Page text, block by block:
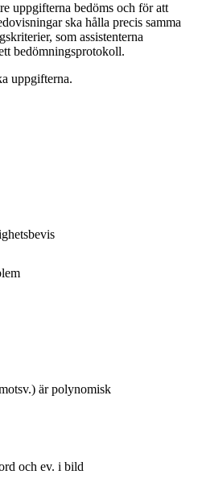
uppgifterna bedöms och för att
ska hålla precis samma
som assistenterna
bedömningsprotokoll.
uppgifterna.
är polynomisk
och ev. i bild